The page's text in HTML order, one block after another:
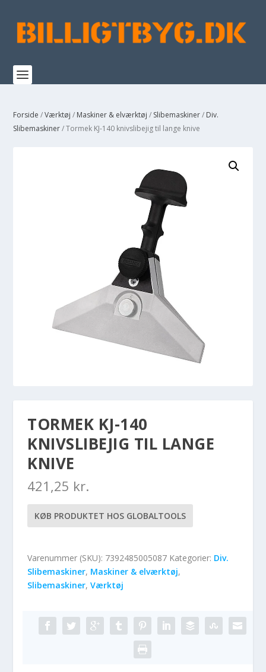
Forside /Værktøj / Maskiner & elværktøj / Slibemaskiner/ Div.
Slibemaskiner/ Tormek KJ-140 knivslibejig til lange knive
TORMEK KJ-140
KNIVSLIBEJIG TIL LANGE
KNIVE
421,25 kr.
KØB PRODUKTET HOS GLOBALTOOLS
Varenummer (SKU): 7392485005087 Kategorier: Div.
Slibemaskiner, Maskiner & elværktøj,
Slibemaskiner,Værktøj